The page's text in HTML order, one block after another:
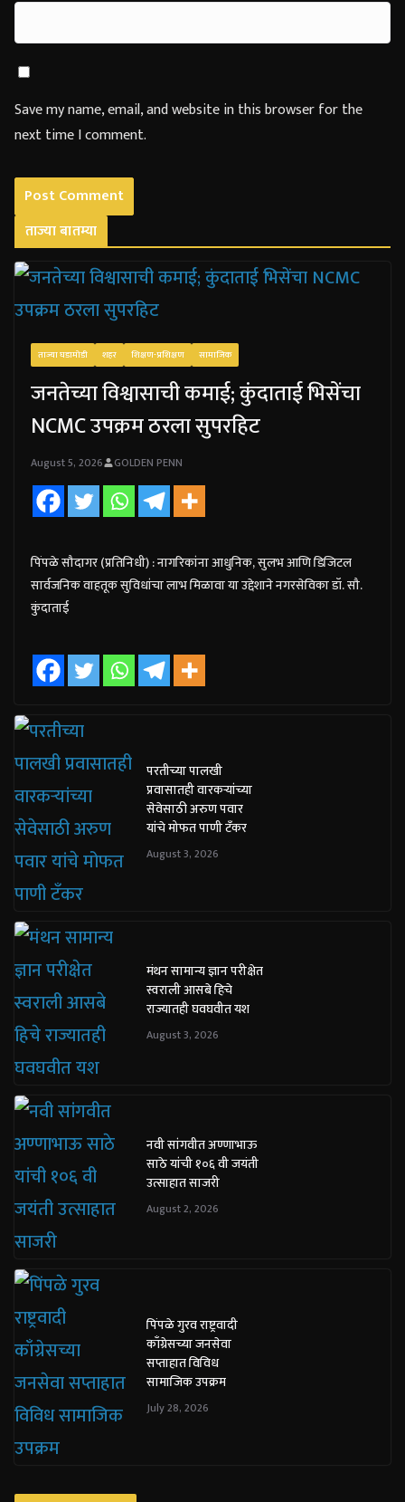
Save my name, email, and website in this browser for the
next time I comment.
ताज्या बातम्या
ताज्या घडामोडी शहर शिक्षण-प्रशिक्षण सामाजिक
जनतेच्या विश्वासाची कमाई; कुंदाताई भिसेंचा
NCMC उपक्रम ठरला सुपरहिट
August 5, 2026 GOLDEN PENN
पिंपळे सौदागर (प्रतिनिधी) : नागरिकांना आधुनिक, सुलभ आणि डिजिटल
सार्वजनिक वाहतूक सुविधांचा लाभ मिळावा या उद्देशाने नगरसेविका डॉ. सौ.
कुंदाताई
परतीच्या पालखी
प्रवासातही वारकऱ्यांच्या
सेवेसाठी अरुण पवार
यांचे मोफत पाणी टँकर
August 3, 2026
मंथन सामान्य ज्ञान परीक्षेत
स्वराली आसबे हिचे
राज्यातही घवघवीत यश
August 3, 2026
नवी सांगवीत अण्णाभाऊ
साठे यांची १०६ वी जयंती
उत्साहात साजरी
August 2, 2026
पिंपळे गुरव राष्ट्रवादी
काँग्रेसच्या जनसेवा
सप्ताहात विविध
सामाजिक उपक्रम
July 28, 2026